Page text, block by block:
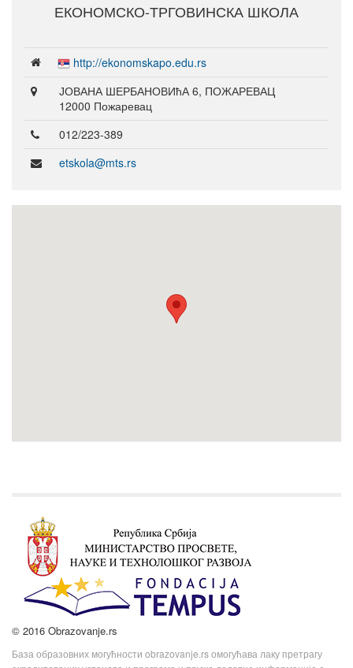
ЕКОНОМСКО-ТРГОВИНСКА ШКОЛА
http://ekonomskapo.edu.rs
ЈОВАНА ШЕРБАНОВИћА 6, ПОЖАРЕВАЦ
12000 Пожаревац
012/223-389
etskola@mts.rs
© 2016 Obrazovanje.rs
База образовних могућности obrazovanje.rs омогућава лаку претрагу